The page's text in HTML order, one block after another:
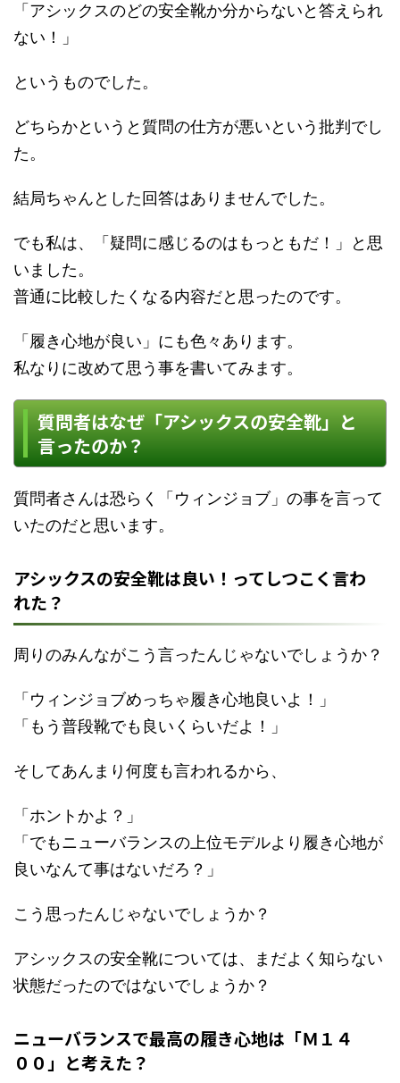
「アシックスのどの安全靴か分からないと答えられ
ない！」
というものでした。
どちらかというと質問の仕方が悪いという批判でし
た。
結局ちゃんとした回答はありませんでした。
でも私は、「疑問に感じるのはもっともだ！」と思
いました。
普通に比較したくなる内容だと思ったのです。
「履き心地が良い」にも色々あります。
私なりに改めて思う事を書いてみます。
質問者はなぜ「アシックスの安全靴」と
言ったのか？
質問者さんは恐らく「ウィンジョブ」の事を言って
いたのだと思います。
アシックスの安全靴は良い！ってしつこく言わ
れた？
周りのみんながこう言ったんじゃないでしょうか？
「ウィンジョブめっちゃ履き心地良いよ！」
「もう普段靴でも良いくらいだよ！」
そしてあんまり何度も言われるから、
「ホントかよ？」
「でもニューバランスの上位モデルより履き心地が
良いなんて事はないだろ？」
こう思ったんじゃないでしょうか？
アシックスの安全靴については、まだよく知らない
状態だったのではないでしょうか？
ニューバランスで最高の履き心地は「Ｍ１４
００」と考えた？